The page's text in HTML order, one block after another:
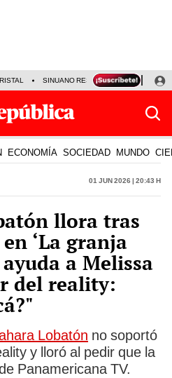
SINUANO RESULTADOS HOY
ECONOMÍA SOCIEDAD MUNDO
01 Jun 2026 | 20:43 h
llora tras
‘La granja
a Melissa
del reality:
Lobatón no soportó
y lloró al pedir que la
Panamericana TV.